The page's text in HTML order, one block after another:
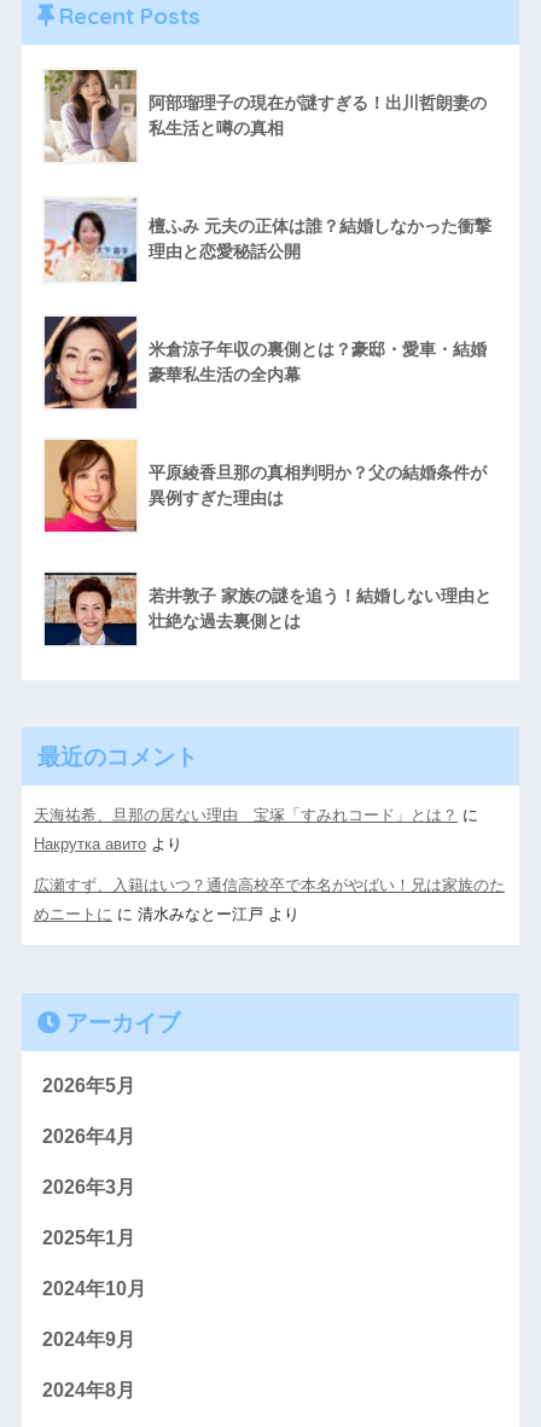
Recent Posts
阿部瑠理子の現在が謎すぎる！出川哲朗妻の
私生活と噂の真相
檀ふみ 元夫の正体は誰？結婚しなかった衝撃
理由と恋愛秘話公開
米倉涼子年収の裏側とは？豪邸・愛車・結婚
豪華私生活の全内幕
平原綾香旦那の真相判明か？父の結婚条件が
異例すぎた理由は
若井敦子 家族の謎を追う！結婚しない理由と
壮絶な過去裏側とは
最近のコメント
天海祐希、旦那の居ない理由 宝塚「すみれコード」とは？ に
Накрутка авитоより
広瀬すず、入籍はいつ？通信高校卒で本名がやばい！兄は家族のた
めニートに に 清水みなとー江戸 より
アーカイブ
2026年5月
2026年4月
2026年3月
2025年1月
2024年10月
2024年9月
2024年8月